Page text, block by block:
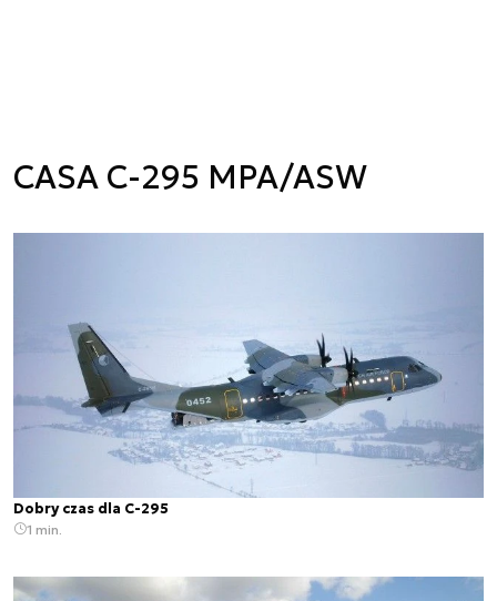
CASA C-295 MPA/ASW
Dobry czas dla C-295
1 min.